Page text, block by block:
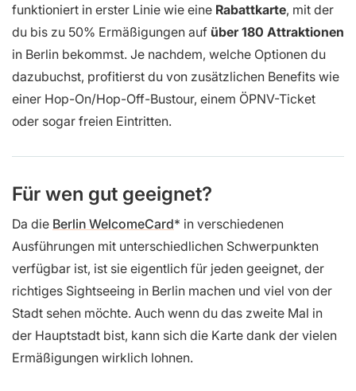
funktioniert in erster Linie wie eine Rabattkarte, mit der
du bis zu 50% Ermäßigungen auf über 180 Attraktionen
in Berlin bekommst. Je nachdem, welche Optionen du
dazubuchst, profitierst du von zusätzlichen Benefits wie
einer Hop-On/Hop-Off-Bustour, einem ÖPNV-Ticket
oder sogar freien Eintritten.
Für wen gut geeignet?
Da die Berlin WelcomeCard
in verschiedenen
Ausführungen mit unterschiedlichen Schwerpunkten
verfügbar ist, ist sie eigentlich für jeden geeignet, der
richtiges Sightseeing in Berlin machen und viel von der
Stadt sehen möchte. Auch wenn du das zweite Mal in
der Hauptstadt bist, kann sich die Karte dank der vielen
Ermäßigungen wirklich lohnen.